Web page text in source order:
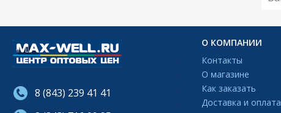
8 (843) 239 41 41
О КОМПАНИИ
Контакты
О магазине
Как заказать
Доставка и оплата